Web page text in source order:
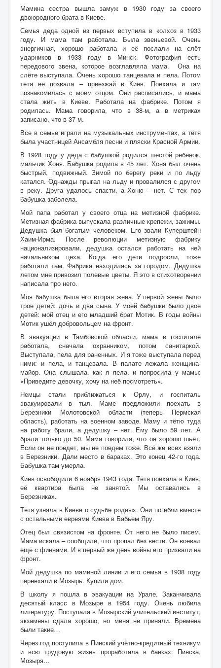
Мамина сестра вышла замуж в 1930 году за своего
двоюродного брата в Киеве.
Семья деда одной из первых вступила в колхоз в 1933
году. И мама там работала. Была звеньевой. Очень
энергичная, хорошо работала и её послали на слёт
ударников в 1933 году в Минск. Фотография есть
передового звена, которое возглавляла мама. Она на
слёте выступала. Очень хорошо танцевала и пела. Потом
тётя её позвала – приезжай в Киев. Поехала и там
познакомилась с моим отцом. Они расписались, и мама
стала жить в Киеве. Работала на фабрике. Потом я
родилась. Мама говорила, что в 38-м, а в метриках
записано, что в 37-м.
Все в семье играли на музыкальных инструментах, а тётя
была участницей Ансамбля песни и пляски Красной Армии.
В 1928 году у деда с бабушкой родился шестой ребёнок,
мальчик Хоня. Бабушка родила в 45 лет. Хоня был очень
быстрый, подвижный. Зимой по берегу реки и по льду
катался. Однажды прыгал на льду и провалился с другом
в реку. Друга удалось спасти, а Хоню – нет. С тех пор
бабушка заболела.
Мой папа работал у своего отца на метизной фабрике.
Метизная фабрика выпускала различные крепежи, зажимы.
Дедушка был богатым человеком. Его звали Куперштейн
Хаим-Ирма. После революции метизную фабрику
национализировали, дедушка остался работать на ней
начальником цеха. Когда его дети подросли, тоже
работали там. Фабрика находилась за городом. Дедушка
летом мне привозил полевые цветы. Я это в стихотворении
написала про него.
Моя бабушка была его вторая жена. У первой жены было
трое детей: дочь и два сына. У моей бабушки было двое
детей: мой отец и его младший брат Мотик. В годы войны
Мотик ушёл добровольцем на фронт.
В эвакуации в Тамбовской области, мама в госпитале
работала, сначала охранником, потом санитаркой.
Выступала, пела для раненных. И я тоже выступала перед
ними: и пела, и танцевала. В палате лежала женщина-
майор. Она слышала, как я пела, и попросила у мамы:
«Приведите девочку, хочу на неё посмотреть».
Немцы стали приближаться к Орлу, и госпиталь
эвакуировали в тыл. Маме предложили поехать в
Березники Молотовской области (теперь Пермская
область), работать на военном заводе. Маму и тётю туда
на работу брали, а дедушку – нет. Ему было 59 лет. А
брали только до 50. Мама говорила, что он хорошо шьёт.
Если он не поедет, мы не поедем тоже. Всё же всех взяли
в Березники. Дали место в бараках. Это конец 42-го года.
Бабушка там умерла.
Киев освободили 6 ноября 1943 года. Тётя поехала в Киев,
её квартира была не занятой. Мы оставались в
Березниках.
Тётя узнала в Киеве о судьбе родных. Они погибли вместе
с остальными евреями Киева в Бабьем Яру.
Отец был связистом на фронте. От него не было писем.
Мама искала – сообщили, что пропал без вести. Он воевал
ещё с финнами. И в первый же день войны его призвали на
фронт.
Мой дедушка по маминой линии и его семья в 1938 году
переехали в Мозырь. Купили дом.
В школу я пошла в эвакуации на Урале. Заканчивала
десятый класс в Мозыре в 1954 году. Очень любила
литературу. Поступала в Мозырский учительский институт,
экзамены сдала хорошо, но меня не приняли. Времена
были такие…
Через год поступила в Пинский учётно-кредитный техникум
и всю трудовую жизнь проработала в банках: Пинска,
Мозыря…